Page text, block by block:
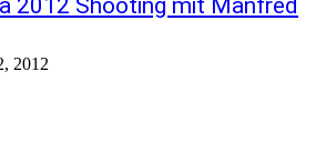
2012 Shooting mit Manfred
2012